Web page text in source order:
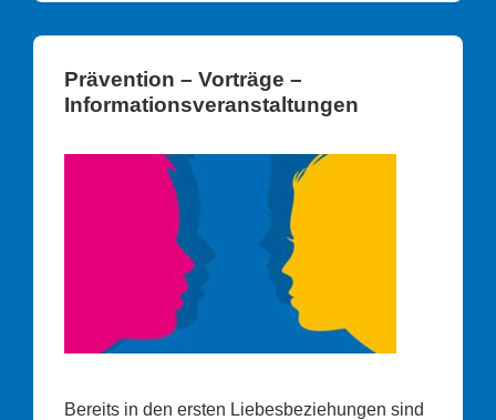
Prävention – Vorträge –
Informationsveranstaltungen
Bereits in den ersten Liebesbeziehungen sind